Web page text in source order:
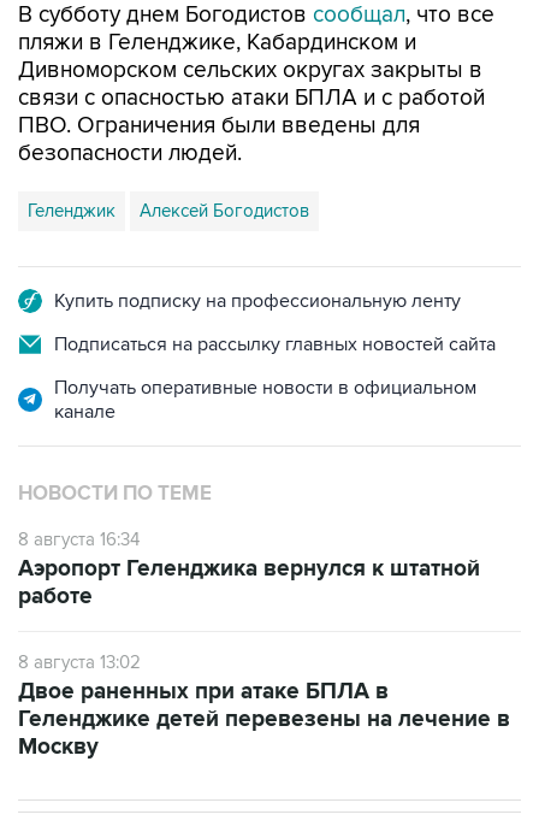
В субботу днем Богодистов сообщал, что все
пляжи в Геленджике, Кабардинском и
Дивноморском сельских округах закрыты в
связи с опасностью атаки БПЛА и с работой
ПВО. Ограничения были введены для
безопасности людей.
Геленджик Алексей Богодистов
Купить подписку на профессиональную ленту
Подписаться на рассылку главных новостей сайта
Получать оперативные новости в официальном
канале
НОВОСТИ ПО ТЕМЕ
8 августа 16:34
Аэропорт Геленджика вернулся к штатной
работе
8 августа 13:02
Двое раненных при атаке БПЛА в
Геленджике детей перевезены на лечение в
Москву